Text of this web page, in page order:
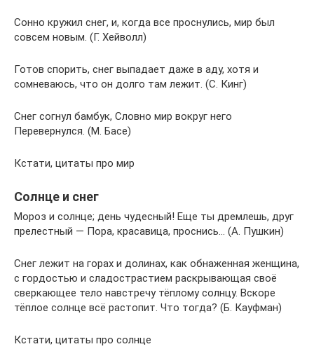
Сонно кружил снег, и, когда все проснулись, мир был
совсем новым. (Г. Хейволл)
Готов спорить, снег выпадает даже в аду, хотя и
сомневаюсь, что он долго там лежит. (С. Кинг)
Снег согнул бамбук, Словно мир вокруг него
Перевернулся. (М. Басе)
Кстати, цитаты про мир
Солнце и снег
Мороз и солнце; день чудесный! Еще ты дремлешь, друг
прелестный — Пора, красавица, проснись… (А. Пушкин)
Снег лежит на горах и долинах, как обнаженная женщина,
с гордостью и сладострастием раскрывающая своё
сверкающее тело навстречу тёплому солнцу. Вскоре
тёплое солнце всё растопит. Что тогда? (Б. Кауфман)
Кстати, цитаты про солнце